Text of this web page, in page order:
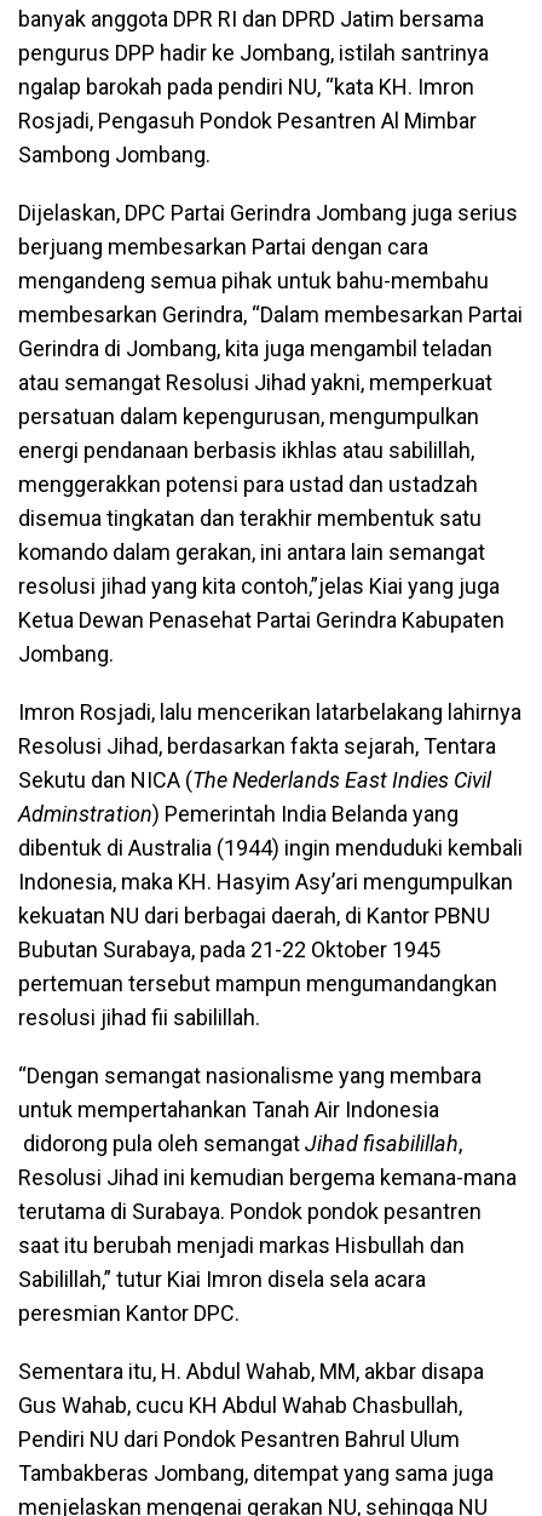
banyak anggota DPR RI dan DPRD Jatim bersama
pengurus DPP hadir ke Jombang, istilah santrinya
ngalap barokah pada pendiri NU, “kata KH. Imron
Rosjadi, Pengasuh Pondok Pesantren Al Mimbar
Sambong Jombang.
Dijelaskan, DPC Partai Gerindra Jombang juga serius
berjuang membesarkan Partai dengan cara
mengandeng semua pihak untuk bahu-membahu
membesarkan Gerindra, “Dalam membesarkan Partai
Gerindra di Jombang, kita juga mengambil teladan
atau semangat Resolusi Jihad yakni, memperkuat
persatuan dalam kepengurusan, mengumpulkan
energi pendanaan berbasis ikhlas atau sabilillah,
menggerakkan potensi para ustad dan ustadzah
disemua tingkatan dan terakhir membentuk satu
komando dalam gerakan, ini antara lain semangat
resolusi jihad yang kita contoh,”jelas Kiai yang juga
Ketua Dewan Penasehat Partai Gerindra Kabupaten
Jombang.
Imron Rosjadi, lalu mencerikan latarbelakang lahirnya
Resolusi Jihad, berdasarkan fakta sejarah, Tentara
Sekutu dan NICA (The Nederlands East Indies Civil
Adminstration) Pemerintah India Belanda yang
dibentuk di Australia (1944) ingin menduduki kembali
Indonesia, maka KH. Hasyim Asy’ari mengumpulkan
kekuatan NU dari berbagai daerah, di Kantor PBNU
Bubutan Surabaya, pada 21-22 Oktober 1945
pertemuan tersebut mampun mengumandangkan
resolusi jihad fii sabilillah.
“Dengan semangat nasionalisme yang membara
untuk mempertahankan Tanah Air Indonesia
didorong pula oleh semangatJihad fisabilillah,
Resolusi Jihad ini kemudian bergema kemana-mana
terutama di Surabaya. Pondok pondok pesantren
saat itu berubah menjadi markas Hisbullah dan
Sabilillah,” tutur Kiai Imron disela sela acara
peresmian Kantor DPC.
Sementara itu, H. Abdul Wahab, MM, akbar disapa
Gus Wahab, cucu KH Abdul Wahab Chasbullah,
Pendiri NU dari Pondok Pesantren Bahrul Ulum
Tambakberas Jombang, ditempat yang sama juga
menjelaskan mengenai gerakan NU, sehingga NU